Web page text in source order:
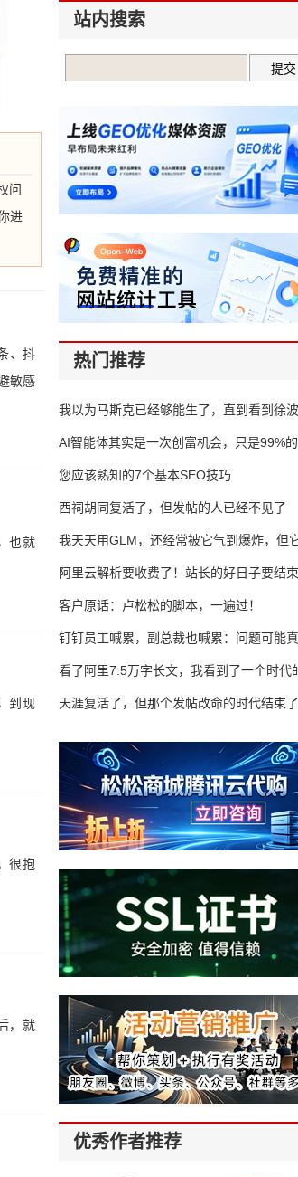
问
进
、抖
敏感
也就
到现
很抱
，就
站内搜索
热门推荐
我以为马斯克已经够能生了，直到看到
AI智能体其实是一次创富机会，只是99%
错过了
您应该熟知的7个基本SEO技巧
西祠胡同复活了，但发帖的人已经不见了
我天天用GLM，还经常被它气到爆炸，但
16万亿
阿里云解析要收费了！站长的好日子要结
客户原话：卢松松的脚本，一遍过！
钉钉员工喊累，副总裁也喊累：问题可能
了
看了阿里7.5万字长文，我看到了一个时代
天涯复活了，但那个发帖改命的时代结束了
优秀作者推荐